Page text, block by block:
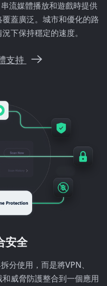
流媒體播放和遊戲時提供
蓋廣泛。 城市和優化的路
下保持穩定的速度。
支持
安全
分使用，而是將VPN、
威脅防護整合到一個應用